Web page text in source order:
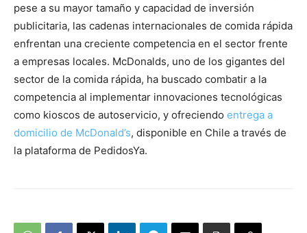
pese a su mayor tamaño y capacidad de inversión
publicitaria, las cadenas internacionales de comida rápida
enfrentan una creciente competencia en el sector frente
a empresas locales. McDonalds, uno de los gigantes del
sector de la comida rápida, ha buscado combatir a la
competencia al implementar innovaciones tecnológicas
como kioscos de autoservicio, y ofreciendo entrega a
domicilio de McDonald’s, disponible en Chile a través de
la plataforma de PedidosYa.